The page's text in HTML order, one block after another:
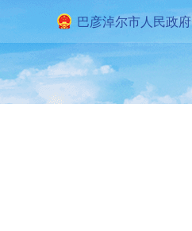
巴彦淖尔市人民政府